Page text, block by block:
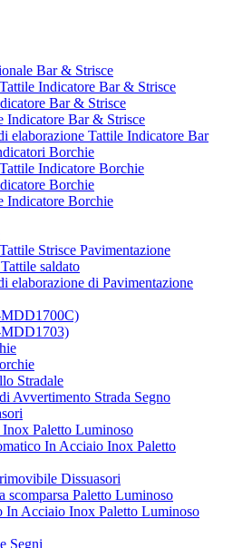
Bar & Strisce
Indicatore Bar & Strisce
Bar & Strisce
Indicatore Bar & Strisce
Tattile Indicatore Bar
Borchie
Indicatore Borchie
Borchie
Indicatore Borchie
Strisce Pavimentazione
saldato
di Pavimentazione
MDD1700C)
MDD1703)
Stradale
Avvertimento Strada Segno
Paletto Luminoso
In Acciaio Inox Paletto
Dissuasori
scomparsa Paletto Luminoso
In Acciaio Inox Paletto Luminoso
Segni